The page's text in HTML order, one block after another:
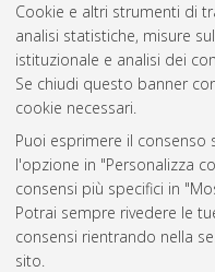
Cookie e altri strumenti di
analisi statistiche, misure
istituzionale e analisi dei
Se chiudi questo banner
cookie necessari.
Puoi esprimere il
l'opzione in "Personalizza
consensi più specifici in
Potrai sempre rivedere le
consensi rientrando nella
sito.
Gestione
Atom
Rss 1.0
Rss 2.0